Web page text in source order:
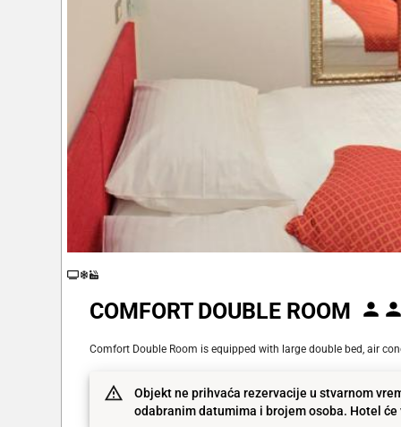
COMFORT DOUBLE ROOM
Comfort Double Room is equipped with large double bed, air
Objekt ne prihvaća rezervacije u stvarnom
odabranim datumima i brojem osoba. Hotel